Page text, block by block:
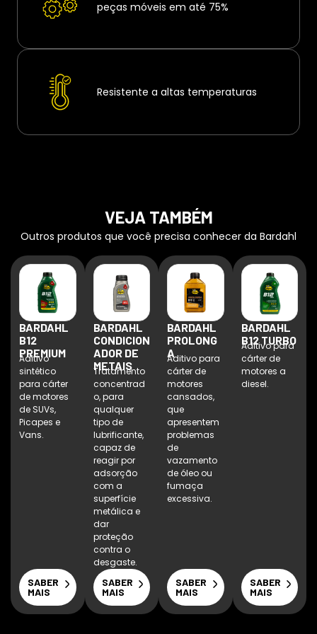
peças móveis em até 75%
Resistente a altas temperaturas
VEJA TAMBÉM
Outros produtos que você precisa conhecer da Bardahl
BARDAHL
B12
PREMIUM
Aditivo
sintético
para cárter
de motores
de SUVs,
Picapes e
Vans.
SABER
MAIS
BARDAHL
CONDICION
ADOR DE
METAIS
Tratamento
concentrad
o, para
qualquer
tipo de
lubrificante,
capaz de
reagir por
adsorção
com a
superfície
metálica e
dar
proteção
contra o
desgaste.
SABER
MAIS
BARDAHL
PROLONG
A
Aditivo para
cárter de
motores
cansados,
que
apresentem
problemas
de
vazamento
de óleo ou
fumaça
excessiva.
SABER
MAIS
BARDAHL
B12 TURBO
Aditivo para
cárter de
motores a
diesel.
SABER
MAIS